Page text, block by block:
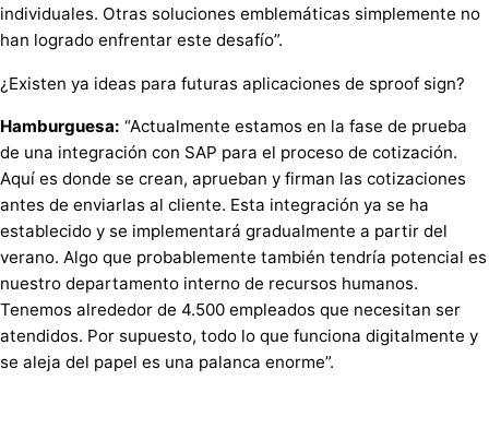
individuales. Otras soluciones emblemáticas simplemente no
han logrado enfrentar este desafío”.
¿Existen ya ideas para futuras aplicaciones de sproof sign?
Hamburguesa: “Actualmente estamos en la fase de prueba
de una integración con SAP para el proceso de cotización.
Aquí es donde se crean, aprueban y firman las cotizaciones
antes de enviarlas al cliente. Esta integración ya se ha
establecido y se implementará gradualmente a partir del
verano. Algo que probablemente también tendría potencial es
nuestro departamento interno de recursos humanos.
Tenemos alrededor de 4.500 empleados que necesitan ser
atendidos. Por supuesto, todo lo que funciona digitalmente y
se aleja del papel es una palanca enorme”.